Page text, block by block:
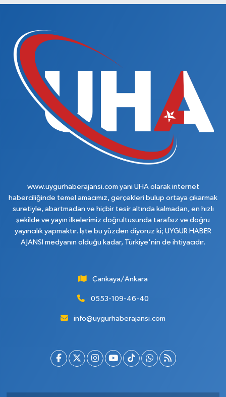
www.uygurhaberajansi.com yani UHA olarak internet
haberciliğinde temel amacımız, gerçekleri bulup ortaya çıkarmak
suretiyle, abartmadan ve hiçbir tesir altında kalmadan, en hızlı
şekilde ve yayın ilkelerimiz doğrultusunda tarafsız ve doğru
yayıncılık yapmaktır. İşte bu yüzden diyoruz ki; UYGUR HABER
AJANSI medyanın olduğu kadar, Türkiye'nin de ihtiyacıdır.
Çankaya/Ankara
0553-109-46-40
info@uygurhaberajansi.com